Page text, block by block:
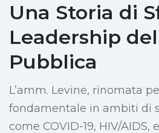
Una Storia di
Leadership
Pubblica
L’amm. Levine, rinomata
fondamentale in ambiti di
come COVID-19, HIV/AIDS,